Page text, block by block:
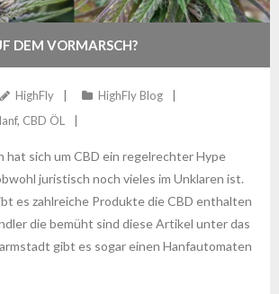
DEM VORMARSCH?
HighFly
HighFly Blog
, CBD ÖL
hat sich um CBD ein regelrechter Hype
juristisch noch vieles im Unklaren ist.
es zahlreiche Produkte die CBD enthalten
die bemüht sind diese Artikel unter das
gibt es sogar einen Hanfautomaten